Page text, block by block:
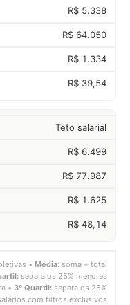
R$ 5.338
R$ 64.050
R$ 1.334
R$ 39,54
Teto salarial
R$ 6.499
R$ 77.987
R$ 1.625
R$ 48,14
• Média: soma ÷ total
separa os 25% menores
• 3º Quartil: separa os 25%
com filtros exclusivos